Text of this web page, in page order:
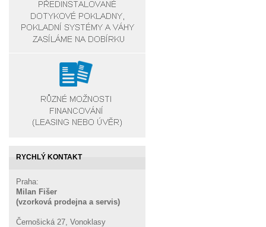
RYCHLÝ KONTAKT
Praha:
Milan Fišer
(vzorková prodejna a servis)
Černošická 27, Vonoklasy